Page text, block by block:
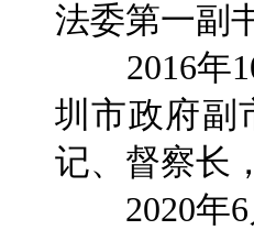
法委第一副
2016年10
圳市政府副
记、督察长
2020年6